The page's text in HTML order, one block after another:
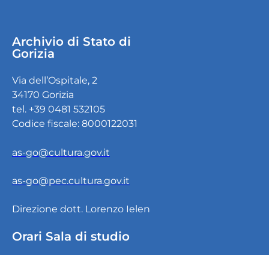
Archivio di Stato di
Gorizia
Via dell’Ospitale, 2
34170 Gorizia
tel. +39 0481 532105
Codice fiscale: 8000122031
as-go@cultura.gov.it
as-go@pec.cultura.gov.it
Direzione dott. Lorenzo Ielen
Orari Sala di studio